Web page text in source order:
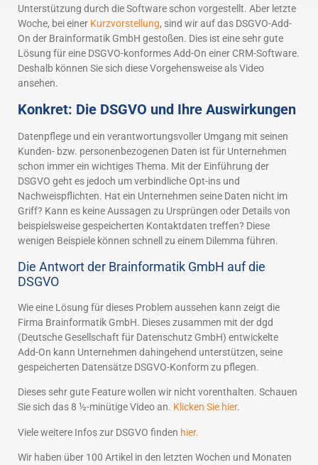
Unterstützung durch die Software schon vorgestellt. Aber letzte
Woche, bei einer Kurzvorstellung, sind wir auf das DSGVO-Add-
On der Brainformatik GmbH gestoßen. Dies ist eine sehr gute
Lösung für eine DSGVO-konformes Add-On einer CRM-Software.
Deshalb können Sie sich diese Vorgehensweise als Video
ansehen.
Konkret: Die DSGVO und Ihre Auswirkungen
Datenpflege und ein verantwortungsvoller Umgang mit seinen
Kunden- bzw. personenbezogenen Daten ist für Unternehmen
schon immer ein wichtiges Thema. Mit der Einführung der
DSGVO geht es jedoch um verbindliche Opt-ins und
Nachweispflichten. Hat ein Unternehmen seine Daten nicht im
Griff? Kann es keine Aussagen zu Ursprüngen oder Details von
beispielsweise gespeicherten Kontaktdaten treffen? Diese
wenigen Beispiele können schnell zu einem Dilemma führen.
Die Antwort der Brainformatik GmbH auf die
DSGVO
Wie eine Lösung für dieses Problem aussehen kann zeigt die
Firma Brainformatik GmbH. Dieses zusammen mit der dgd
(Deutsche Gesellschaft für Datenschutz GmbH) entwickelte
Add-On kann Unternehmen dahingehend unterstützen, seine
gespeicherten Datensätze DSGVO-Konform zu pflegen.
Dieses sehr gute Feature wollen wir nicht vorenthalten. Schauen
Sie sich das 8 ½-minütige Video an. Klicken Sie hier.
Viele weitere Infos zur DSGVO finden hier.
Wir haben über 100 Artikel in den letzten Wochen und Monaten